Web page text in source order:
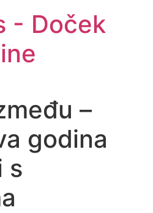
- Doček
–
godina
s